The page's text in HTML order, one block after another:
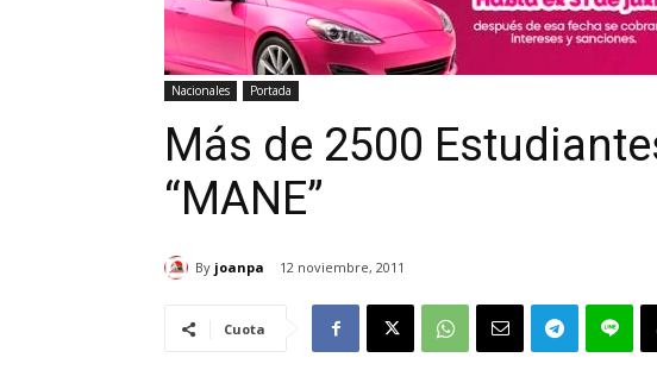
Nacionales Portada
Más de 2500
“MANE”
By joanpa 12 noviembre, 2011
Cuota